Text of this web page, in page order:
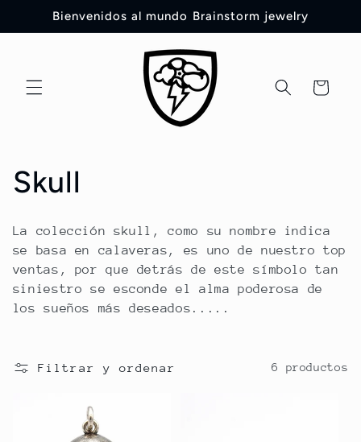
directamente
al contenido
Bienvenidos al mundo Brainstorm jewelry
Carrito
C
o
l
e
c
Skull
La colección skull, como su nombre indica
se basa en calaveras, es uno de nuestro top
ventas, por que detrás de este símbolo tan
siniestro se esconde el alma poderosa de
los sueños más deseados.....
Filtrar y ordenar 6 productos